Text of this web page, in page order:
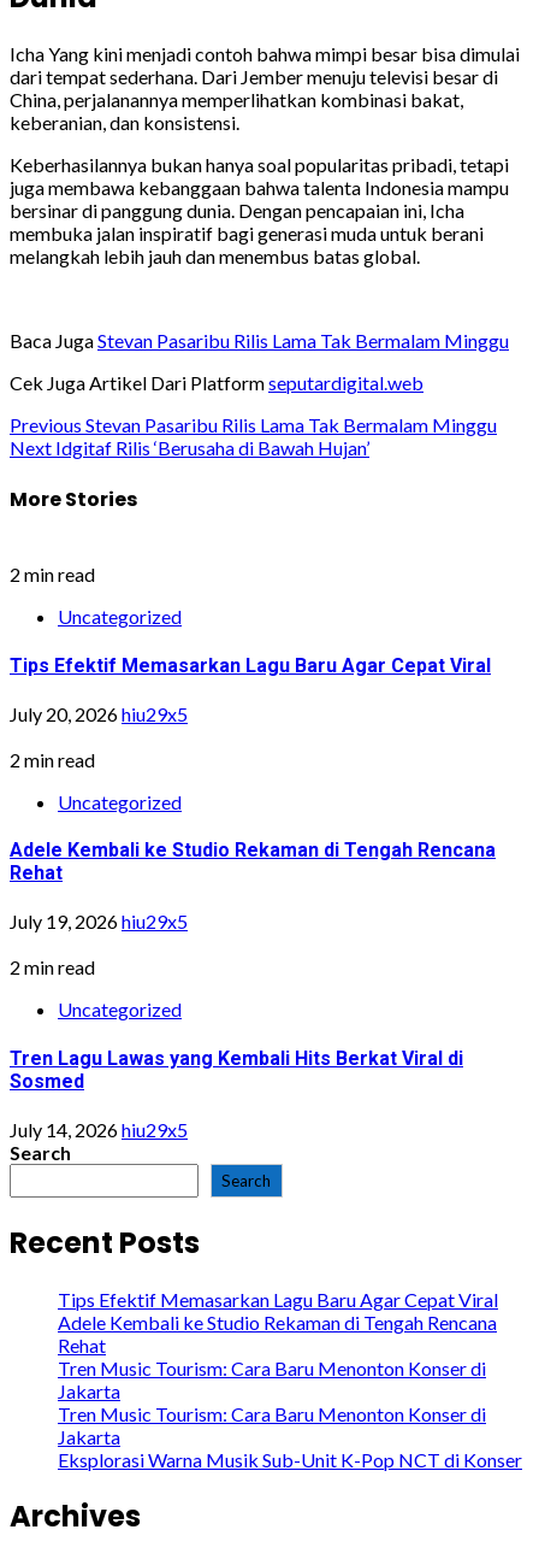
Icha Yang kini menjadi contoh bahwa mimpi besar bisa dimulai
dari tempat sederhana. Dari Jember menuju televisi besar di
China, perjalanannya memperlihatkan kombinasi bakat,
keberanian, dan konsistensi.
Keberhasilannya bukan hanya soal popularitas pribadi, tetapi
juga membawa kebanggaan bahwa talenta Indonesia mampu
bersinar di panggung dunia. Dengan pencapaian ini, Icha
membuka jalan inspiratif bagi generasi muda untuk berani
melangkah lebih jauh dan menembus batas global.
Baca JugaStevan Pasaribu Rilis Lama Tak Bermalam Minggu
Cek Juga Artikel Dari Platformseputardigital.web
Post
Previous Stevan Pasaribu Rilis Lama Tak Bermalam Minggu
Next Idgitaf Rilis ‘Berusaha di Bawah Hujan’
More Stories
2 min read
Uncategorized
Tips Efektif Memasarkan Lagu Baru Agar Cepat Viral
July 20, 2026hiu29x5
2 min read
Uncategorized
Adele Kembali ke Studio Rekaman di Tengah Rencana
Rehat
July 19, 2026hiu29x5
2 min read
Uncategorized
Tren Lagu Lawas yang Kembali Hits Berkat Viral di
Sosmed
July 14, 2026hiu29x5
Search
Search
Recent Posts
Tips Efektif Memasarkan Lagu Baru Agar Cepat Viral
Adele Kembali ke Studio Rekaman di Tengah Rencana
Rehat
Tren Music Tourism: Cara Baru Menonton Konser di
Jakarta
Tren Music Tourism: Cara Baru Menonton Konser di
Jakarta
Eksplorasi Warna Musik Sub-Unit K-Pop NCT di Konser
Archives